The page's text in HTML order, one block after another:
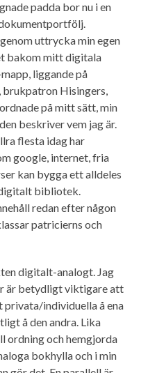
padda bor nu i en
uttrycka min egen
bakom mitt digitala
liggande på
Hisingers,
på mitt sätt, min
beskriver vem jag är.
flesta idag har
google, internet, fria
kan bygga ett alldeles
bibliotek.
redan efter någon
patricierns och
digitalt-analogt. Jag
är betydligt viktigare att
privata/individuella å ena
å den andra. Lika
ordning och hemgjorda
bokhylla och i min